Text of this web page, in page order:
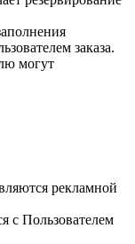
заказа.
могут
рекламной
с Пользователем